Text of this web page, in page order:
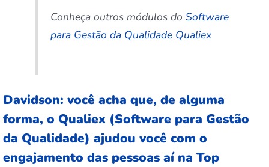
Conheça outros módulos do Software
para Gestão da Qualidade Qualiex
Davidson: você acha que, de alguma
forma, o Qualiex (Software para Gestão
da Qualidade) ajudou você com o
engajamento das pessoas aí na Top